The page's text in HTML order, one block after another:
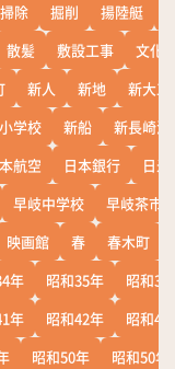
掃除 掘削 揚陸艇
散髪 敷設工事
文化
新人 新地
新大工
学校 新船
新長崎漁
航空 日本銀行
日
早岐中学校
早岐茶市
映画館 春 春木町
年 昭和35年
昭和36
年 昭和42年
昭和43
昭和50年
昭和50年